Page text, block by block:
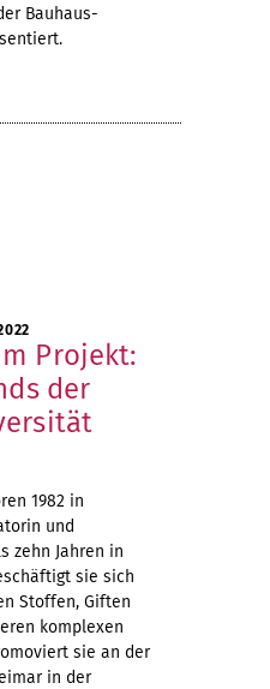
Bauhaus-
Projekt:
der
1982 in
und
zehn Jahren in
sie sich
Stoffen, Giften
komplexen
sie an der
in der